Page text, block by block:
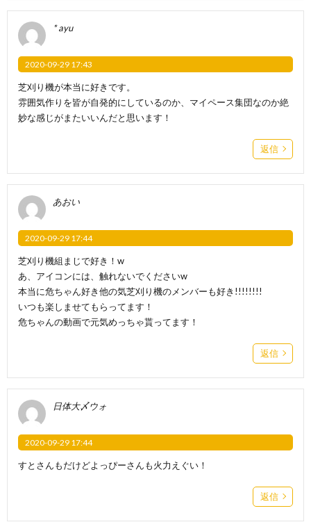
* ayu
2020-09-29 17:43
芝刈り機が本当に好きです。
雰囲気作りを皆が自発的にしているのか、マイペース集団なのか絶
妙な感じがまたいいんだと思います！
返信
あおい
2020-09-29 17:44
芝刈り機組まじで好き！w
あ、アイコンには、触れないでくださいw
本当に危ちゃん好き他の気芝刈り機のメンバーも好き!!!!!!!!
いつも楽しませてもらってます！
危ちゃんの動画で元気めっちゃ貰ってます！
返信
日体大〆ウォ
2020-09-29 17:44
すとさんもだけどよっぴーさんも火力えぐい！
返信